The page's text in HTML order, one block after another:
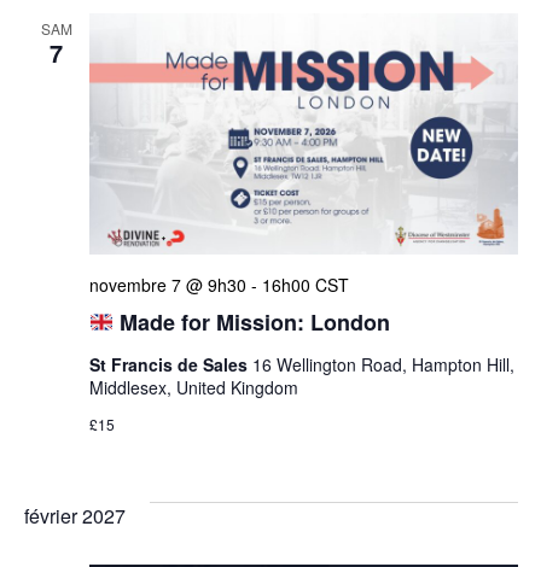
SAM
7
Made for Mission: London
novembre 7 @ 9h30 - 16h00 CST
St Francis de Sales 16 Wellington Road, Hampton Hill,
Middlesex, United Kingdom
£15
février 2027